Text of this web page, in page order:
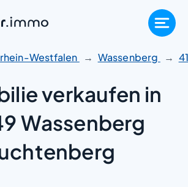
Westfalen Wassenberg
verkaufen in
Wassenberg